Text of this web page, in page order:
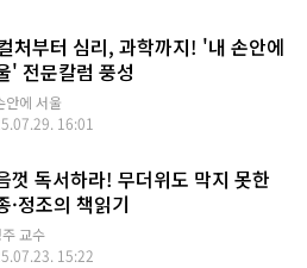
처부터 심리, 과학까지! '내 손안에
' 전문칼럼 풍성
안에 서울
16:01
껏 독서하라! 무더위도 막지 못한
·정조의 책읽기
교수
15:22